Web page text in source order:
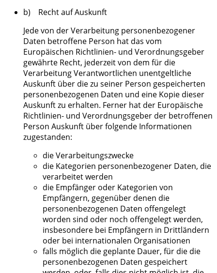
b) Recht auf Auskunft
Jede von der Verarbeitung personenbezogener
Daten betroffene Person hat das vom
Europäischen Richtlinien- und Verordnungsgeber
gewährte Recht, jederzeit von dem für die
Verarbeitung Verantwortlichen unentgeltliche
Auskunft über die zu seiner Person gespeicherten
personenbezogenen Daten und eine Kopie dieser
Auskunft zu erhalten. Ferner hat der Europäische
Richtlinien- und Verordnungsgeber der betroffenen
Person Auskunft über folgende Informationen
zugestanden:
die Verarbeitungszwecke
die Kategorien personenbezogener Daten, die
verarbeitet werden
die Empfänger oder Kategorien von
Empfängern, gegenüber denen die
personenbezogenen Daten offengelegt
worden sind oder noch offengelegt werden,
insbesondere bei Empfängern in Drittländern
oder bei internationalen Organisationen
falls möglich die geplante Dauer, für die die
personenbezogenen Daten gespeichert